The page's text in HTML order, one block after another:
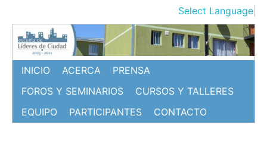
contenido
Select Language
INICIO ACERCA
PRENSA
FOROS Y SEMINARIOS
CURSOS Y TALLERES
EQUIPO
PARTICIPANTES CONTACTO